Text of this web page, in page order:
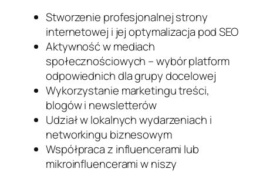
Stworzenie profesjonalnej strony
internetowej i jej optymalizacja pod SEO
Aktywność w mediach
społecznościowych – wybór platform
odpowiednich dla grupy docelowej
Wykorzystanie marketingu treści,
blogów i newsletterów
Udział w lokalnych wydarzeniach i
networkingu biznesowym
Współpraca z influencerami lub
mikroinfluencerami w niszy